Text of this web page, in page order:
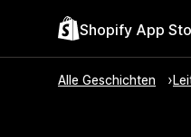
Shopify App
Alle Geschichten